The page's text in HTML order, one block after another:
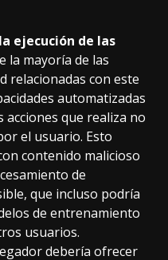
ejecución de las
la mayoría de las
relacionadas con este
automatizadas
acciones que realiza no
el usuario. Esto
contenido malicioso
de
que incluso podría
de entrenamiento
usuarios.
debería ofrecer